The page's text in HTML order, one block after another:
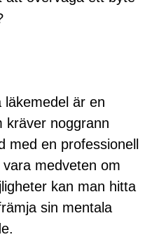
är en
kräver noggrann
med en professionell
medveten om
kan man hitta
sin mentala